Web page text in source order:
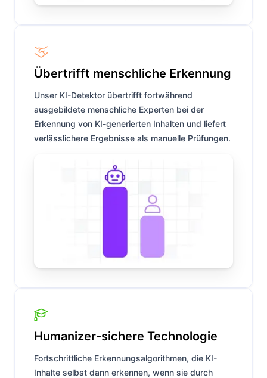
Übertrifft menschliche Erkennung
Unser KI-Detektor übertrifft fortwährend
ausgebildete menschliche Experten bei der
Erkennung von KI-generierten Inhalten und liefert
verlässlichere Ergebnisse als manuelle Prüfungen.
Humanizer-sichere Technologie
Fortschrittliche Erkennungsalgorithmen, die KI-
Inhalte selbst dann erkennen, wenn sie durch